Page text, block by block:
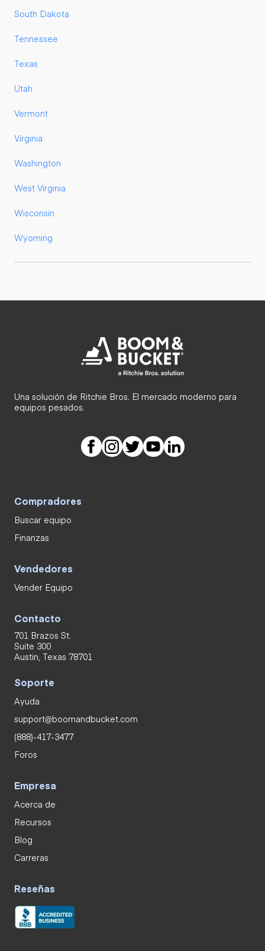
South Dakota
Tennessee
Texas
Utah
Vermont
Virginia
Washington
West Virginia
Wisconsin
Wyoming
Una solución de Ritchie Bros. El mercado moderno para
equipos pesados.
Compradores
Buscar equipo
Finanzas
Vendedores
Vender Equipo
Contacto
701 Brazos St.
Suite 300
Austin, Texas 78701
Soporte
Ayuda
support@boomandbucket.com
(888)-417-3477
Foros
Empresa
Acerca de
Recursos
Blog
Carreras
Reseñas